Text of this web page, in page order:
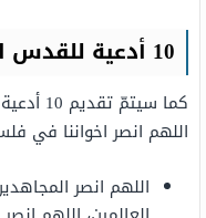
10 أدعية للقدس المحاصرة 2025
اللهم انصر اخواننا في
اللهم انصر